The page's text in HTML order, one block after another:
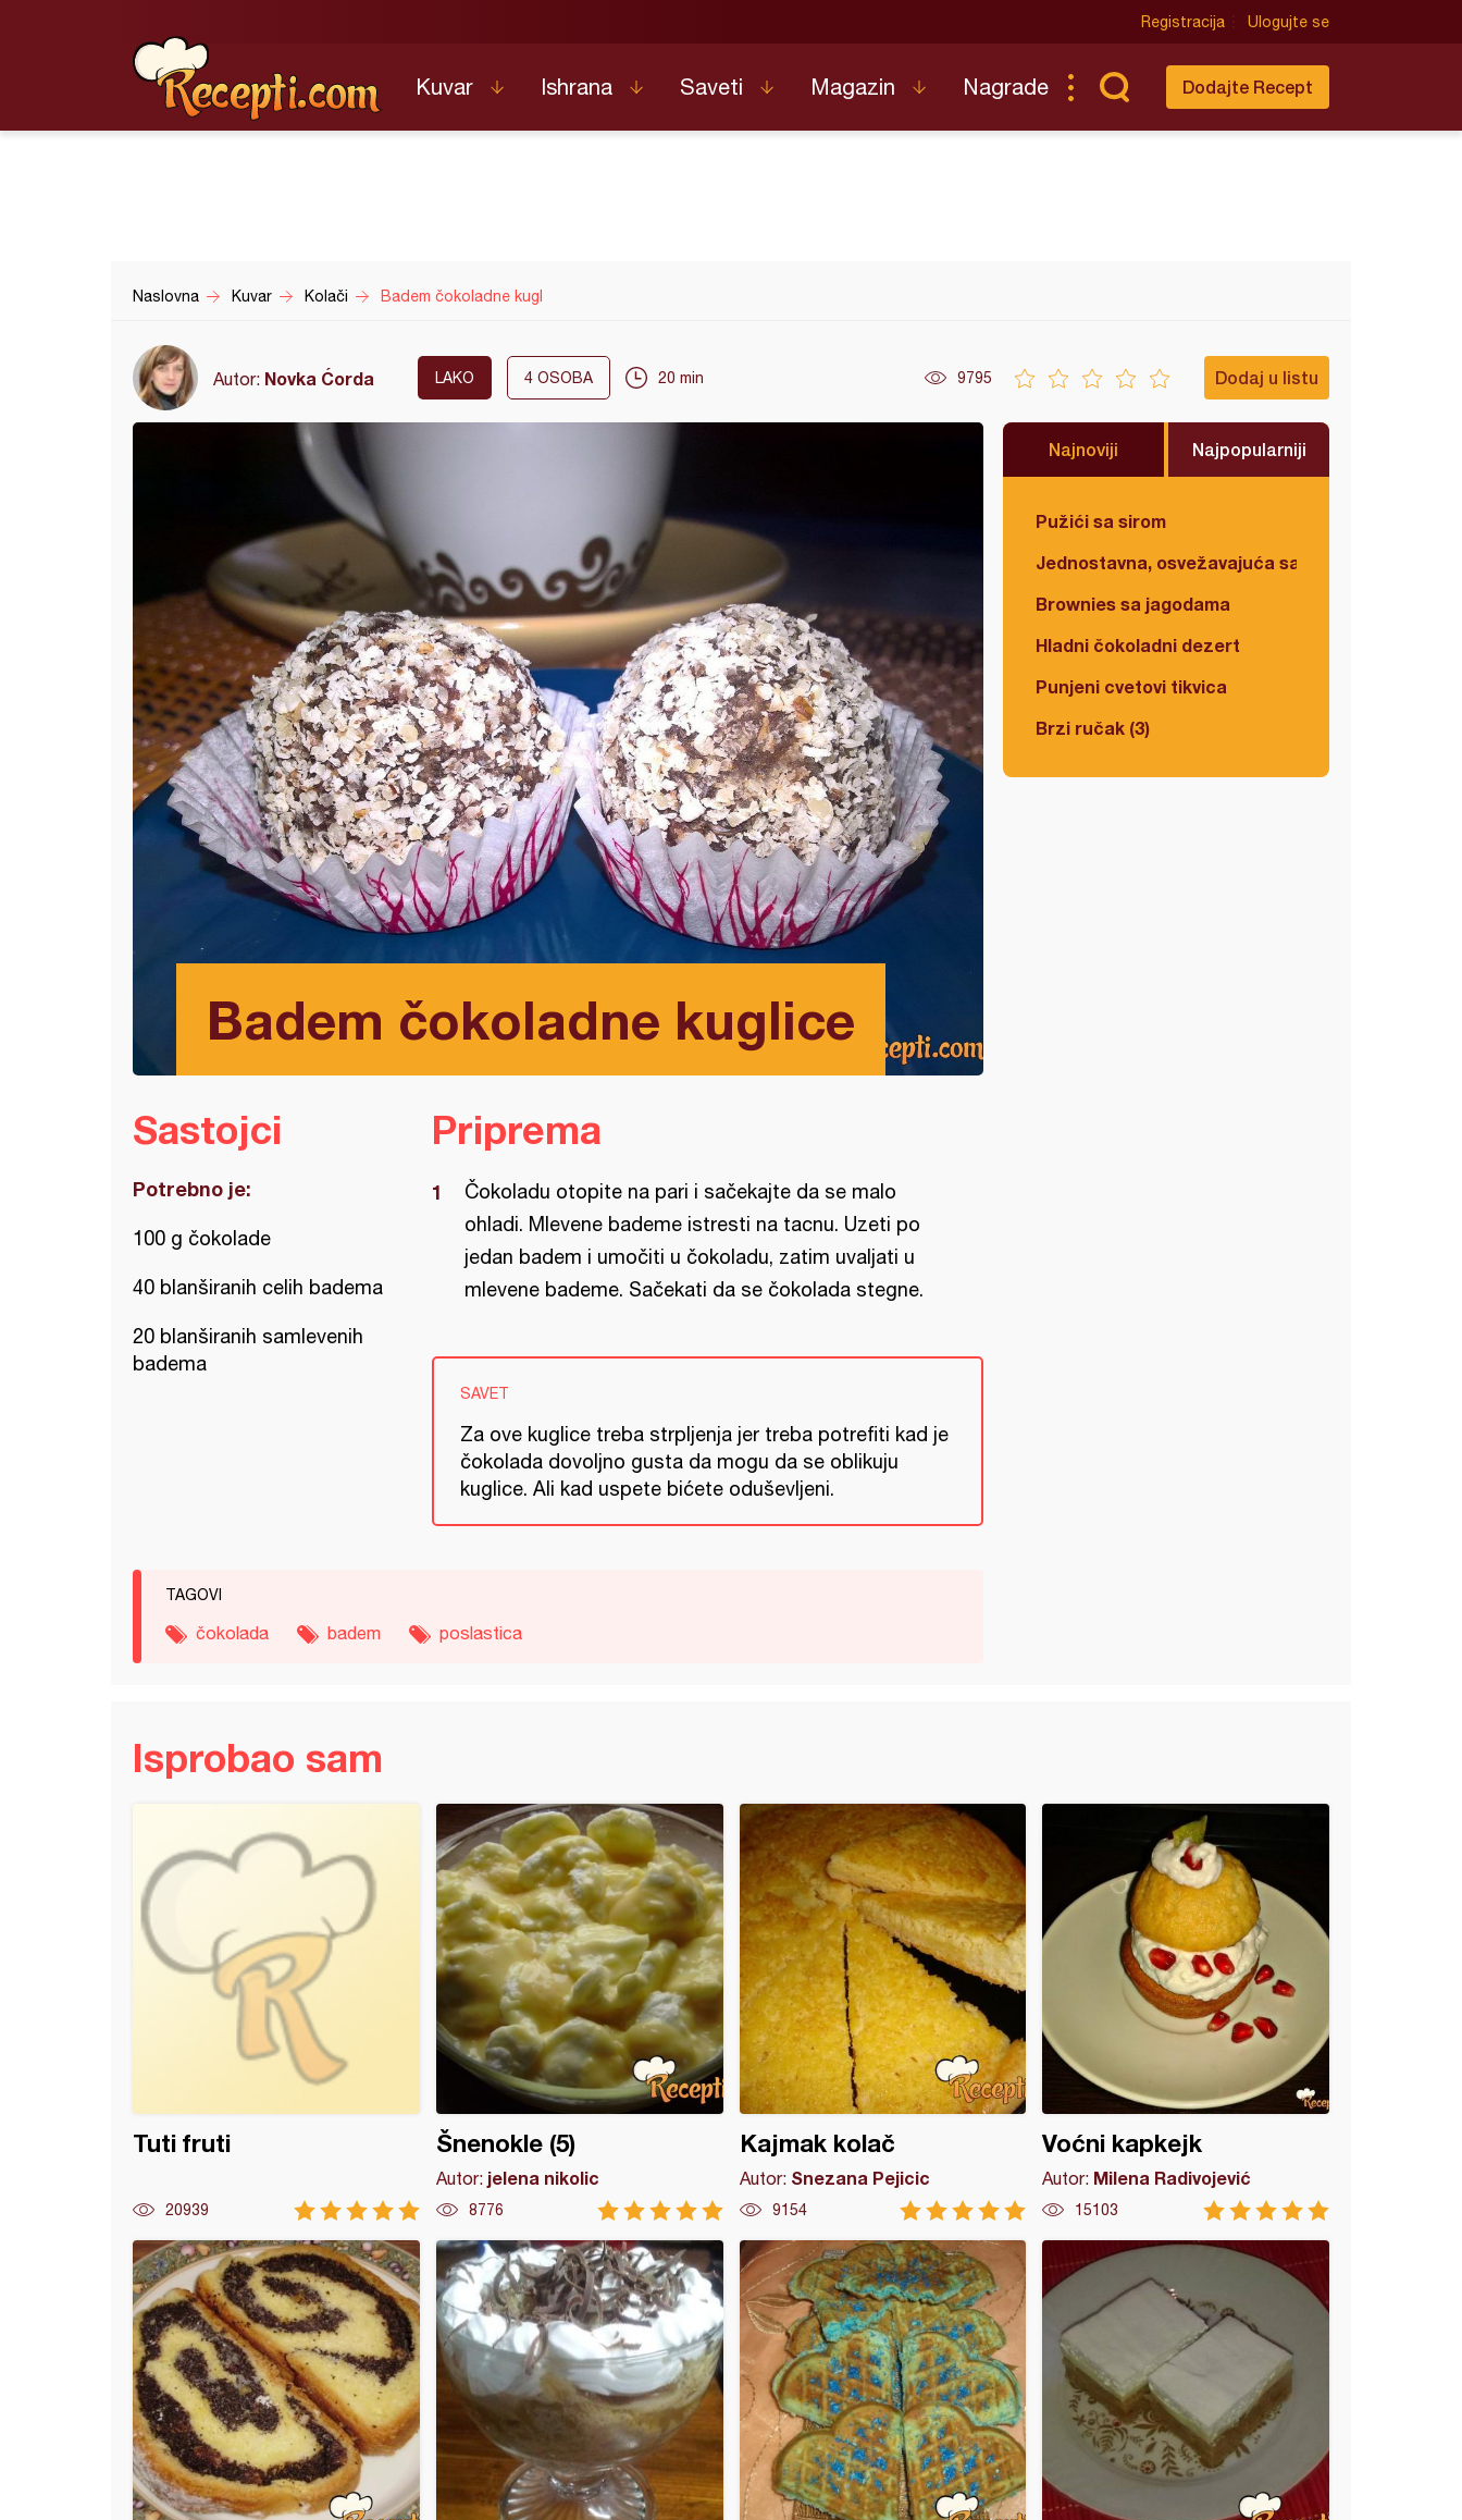
Registracija Ulogujte se
Kuvar Ishrana Saveti Magazin Nagrade Dodajte Recept
Naslovna Kuvar Kolači Badem čokoladne kugl
Autor: Novka Ćorda LAKO 4 OSOBA 20 min 9795 Dodaj u listu
Badem čokoladne kuglice
Najnoviji Najpopularniji
Pužići sa sirom
Jednostavna, osvežavajuća salata
Brownies sa jagodama
Hladni čokoladni dezert
Punjeni cvetovi tikvica
Brzi ručak (3)
Sastojci
Potrebno je:
100 g čokolade
40 blanširanih celih badema
20 blanširanih samlevenih
badema
Priprema
Čokoladu otopite na pari i sačekajte da se malo
ohladi. Mlevene bademe istresti na tacnu. Uzeti po
jedan badem i umočiti u čokoladu, zatim uvaljati u
mlevene bademe. Sačekati da se čokolada stegne.
SAVET
Za ove kuglice treba strpljenja jer treba potrefiti kad je
čokolada dovoljno gusta da mogu da se oblikuju
kuglice. Ali kad uspete bićete oduševljeni.
TAGOVI
čokolada badem poslastica
Isprobao sam
Tuti fruti
20939
Šnenokle (5)
Autor: jelena nikolic
8776
Kajmak kolač
Autor: Snezana Pejicic
9154
Voćni kapkejk
Autor: Milena Radivojević
15103
kolač sa jabukama (2)